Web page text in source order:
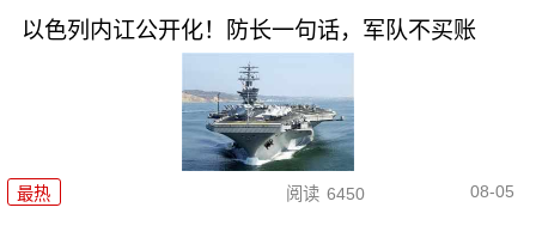
以色列内讧公开化！防长一句话，军队不买账
最热 阅读 6450 08-05